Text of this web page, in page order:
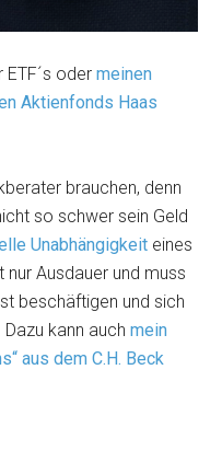
ETF´s odermeinen
Aktienfonds Haas
brauchen, denn
so schwer sein Geld
Unabhängigkeit eines
Ausdauer und muss
beschäftigen und sich
Dazu kann auchmein
aus dem C.H. Beck